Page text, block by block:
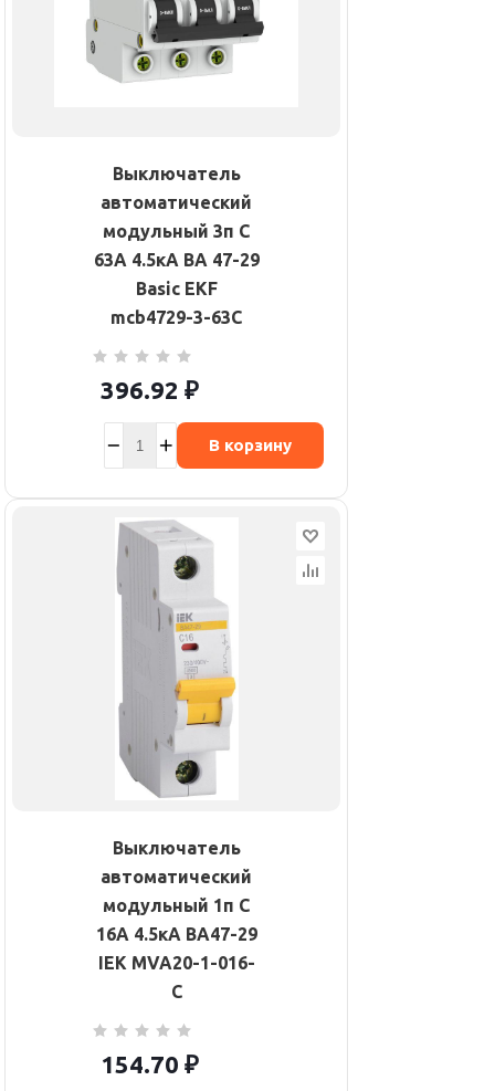
Выключатель
автоматический
модульный 3п C
63А 4.5кА ВА 47-29
Basic EKF
mcb4729-3-63C
396.92 ₽
В корзину
Выключатель
автоматический
модульный 1п C
16А 4.5кА ВА47-29
IEK MVA20-1-016-
C
154.70 ₽